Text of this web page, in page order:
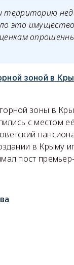
территорию
это
зоной в
зоны в
с местом
в Крыму
пост